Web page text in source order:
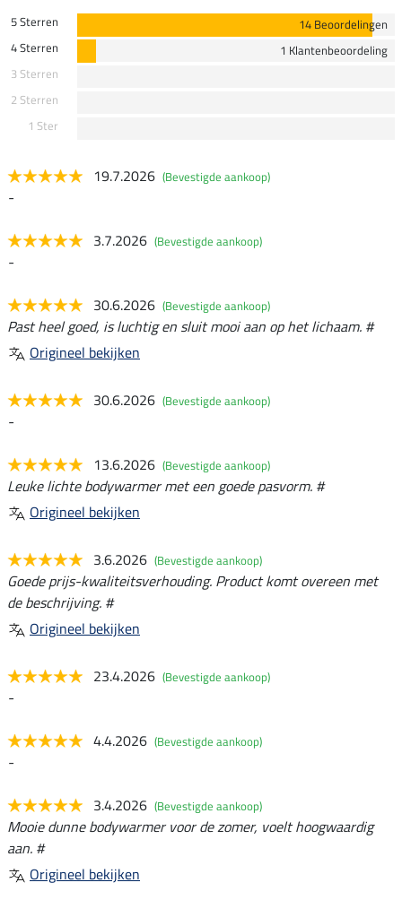
5 Sterren
14 Beoordelingen
4 Sterren
1 Klantenbeoordeling
3 Sterren
2 Sterren
1 Ster
19.7.2026 (Bevestigde aankoop)
-
3.7.2026 (Bevestigde aankoop)
-
30.6.2026 (Bevestigde aankoop)
Past heel goed, is luchtig en sluit mooi aan op het lichaam. #
Origineel bekijken
30.6.2026 (Bevestigde aankoop)
-
13.6.2026 (Bevestigde aankoop)
Leuke lichte bodywarmer met een goede pasvorm. #
Origineel bekijken
3.6.2026 (Bevestigde aankoop)
Goede prijs-kwaliteitsverhouding. Product komt overeen met
de beschrijving. #
Origineel bekijken
23.4.2026 (Bevestigde aankoop)
-
4.4.2026 (Bevestigde aankoop)
-
3.4.2026 (Bevestigde aankoop)
Mooie dunne bodywarmer voor de zomer, voelt hoogwaardig
aan. #
Origineel bekijken